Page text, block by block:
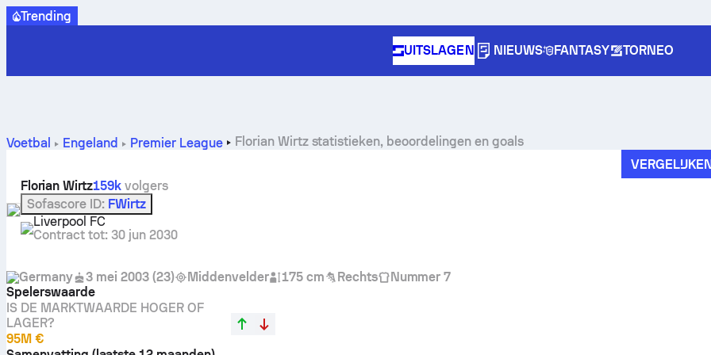
Trending
UITSLAGEN NIEUWS FANTASY TORNEO
Voetbal Engeland Premier League Florian Wirtz statistieken, beoordelingen en goals
Florian Wirtz159k volgers
Sofascore ID: FWirtz
Liverpool FC
Contract tot: 30 jun 2030
Germany 3 mei 2003 (23) Middenvelder 175 cm Rechts
Nummer 7
Spelerswaarde
IS DE MARKTWAARDE HOGER OF
LAGER?
95M €